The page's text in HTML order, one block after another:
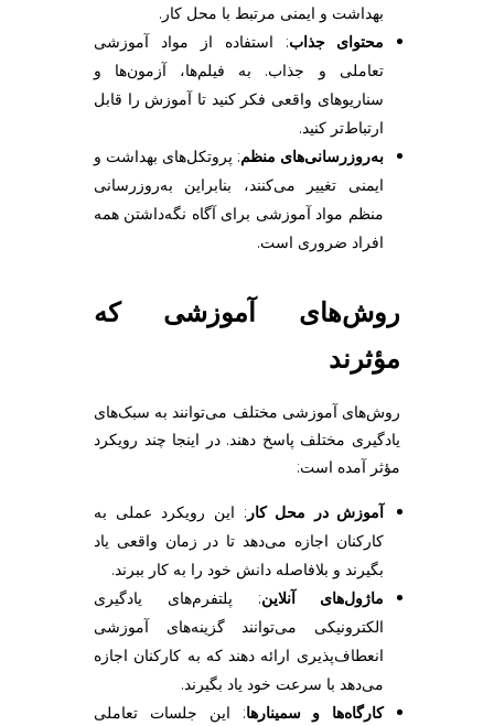
بهداشت و ایمنی مرتبط با محل کار.
محتوای جذاب: استفاده از مواد آموزشی
تعاملی و جذاب. به فیلم‌ها، آزمون‌ها و
سناریوهای واقعی فکر کنید تا آموزش را قابل
ارتباط‌تر کنید.
به‌روزرسانی‌های منظم: پروتکل‌های بهداشت و
ایمنی تغییر می‌کنند، بنابراین به‌روزرسانی
منظم مواد آموزشی برای آگاه نگه‌داشتن همه
افراد ضروری است.
روش‌های آموزشی که
مؤثرند
روش‌های آموزشی مختلف می‌توانند به سبک‌های
یادگیری مختلف پاسخ دهند. در اینجا چند رویکرد
مؤثر آمده است:
آموزش در محل کار : این رویکرد عملی به
کارکنان اجازه می‌دهد تا در زمان واقعی یاد
بگیرند و بلافاصله دانش خود را به کار ببرند.
ماژول‌های آنلاین: پلتفرم‌های یادگیری
الکترونیکی می‌توانند گزینه‌های آموزشی
انعطاف‌پذیری ارائه دهند که به کارکنان اجازه
می‌دهد با سرعت خود یاد بگیرند.
کارگاه‌ها و سمینارها: این جلسات تعاملی